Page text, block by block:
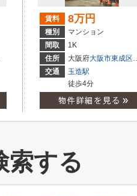
橋
１丁目
賃料 8万円
種別
マンション
間取
1K
住所
大阪府大阪市東成区
交通
玉造駅
徒歩4分
索する